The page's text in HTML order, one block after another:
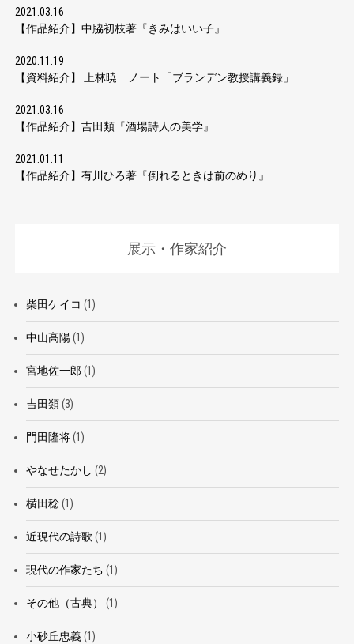
2021.03.16
【作品紹介】中脇初枝著『きみはいい子』
2020.11.19
【資料紹介】 上林暁 ノート「ブランデン教授講義録」
2021.03.16
【作品紹介】吉田類『酒場詩人の美学』
2021.01.11
【作品紹介】有川ひろ著『倒れるときは前のめり』
展示・作家紹介
柴田ケイコ (1)
中山高陽(1)
宮地佐一郎 (1)
吉田類(3)
門田隆将(1)
やなせたかし (2)
横田稔(1)
近現代の詩歌 (1)
現代の作家たち (1)
その他（古典） (1)
小砂丘忠義(1)